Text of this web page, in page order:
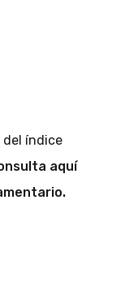
del índice
aquí